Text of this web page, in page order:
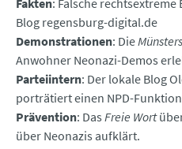
Fakten: Falsche
Blog regensburg-digital.de
Demonstrationen: Die
Anwohner Neonazi-Demos
Parteiintern: Der lokale Blog
porträtiert einen NPD-
Prävention: Das Freie Wort
über Neonazis aufklärt.